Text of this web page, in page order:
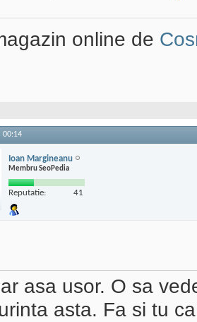
online de
00:14
Ioan Margineanu
Membru SeoPedia
Reputatie: 41
asa usor. O sa
asta. Fa si tu